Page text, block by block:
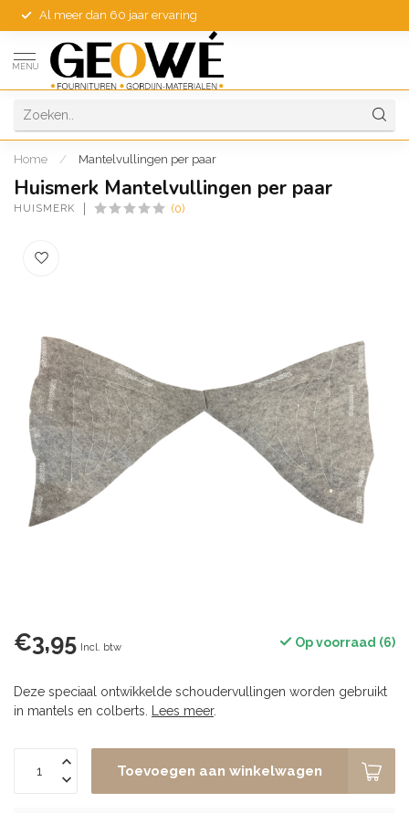
Al meer dan 60 jaar ervaring
MENU
Home / Mantelvullingen per paar
Huismerk Mantelvullingen per paar
HUISMERK (0)
€3,95 Incl. btw Op voorraad (6)
Deze speciaal ontwikkelde schoudervullingen worden gebruikt
in mantels en colberts.
Lees meer.
Toevoegen aan winkelwagen